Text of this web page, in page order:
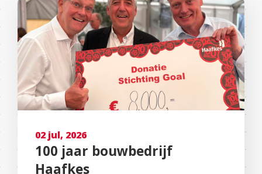
02 jul, 2026
100 jaar bouwbedrijf
Haafkes